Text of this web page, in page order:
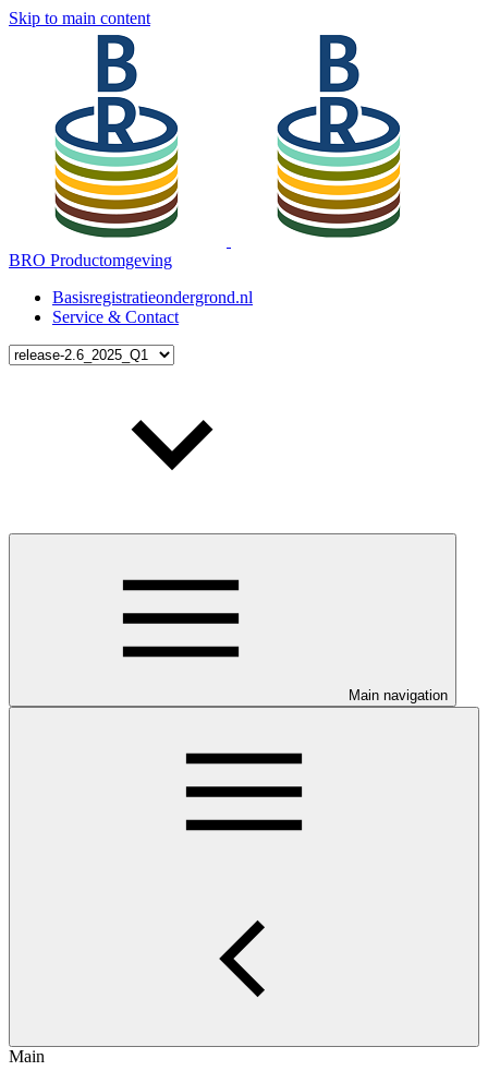
Skip to main content
BRO Productomgeving
Basisregistratieondergrond.nl
Service & Contact
Main navigation
Main